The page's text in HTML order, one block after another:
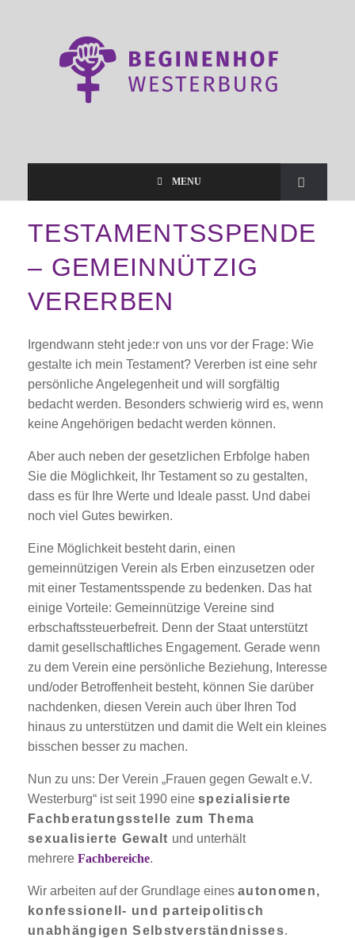
MENU
TESTAMENTSSPENDE
– GEMEINNÜTZIG
VERERBEN
Irgendwann steht jede:r von uns vor der Frage: Wie
gestalte ich mein Testament? Vererben ist eine sehr
persönliche Angelegenheit und will sorgfältig
bedacht werden. Besonders schwierig wird es, wenn
keine Angehörigen bedacht werden können.
Aber auch neben der gesetzlichen Erbfolge haben
Sie die Möglichkeit, Ihr Testament so zu gestalten,
dass es für Ihre Werte und Ideale passt. Und dabei
noch viel Gutes bewirken.
Eine Möglichkeit besteht darin, einen
gemeinnützigen Verein als Erben einzusetzen oder
mit einer Testamentsspende zu bedenken. Das hat
einige Vorteile: Gemeinnützige Vereine sind
erbschaftssteuerbefreit. Denn der Staat unterstützt
damit gesellschaftliches Engagement. Gerade wenn
zu dem Verein eine persönliche Beziehung, Interesse
und/oder Betroffenheit besteht, können Sie darüber
nachdenken, diesen Verein auch über Ihren Tod
hinaus zu unterstützen und damit die Welt ein kleines
bisschen besser zu machen.
Nun zu uns: Der Verein „Frauen gegen Gewalt e.V.
Westerburg“ ist seit 1990 eine spezialisierte
Fachberatungsstelle zum Thema
sexualisierte Gewalt und unterhält
mehrere Fachbereiche.
Wir arbeiten auf der Grundlage eines autonomen,
konfessionell- und parteipolitisch
unabhängigen Selbstverständnisses.